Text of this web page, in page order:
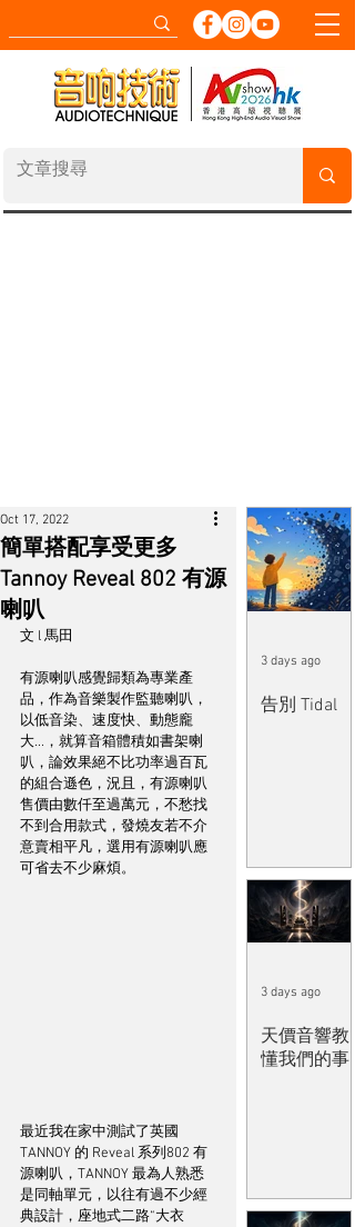
簡單搭配享受更多
Tannoy Reveal 802 有源
喇叭
Oct 17, 2022
文 l 馬田
有源喇叭感覺歸類為專業產
品，作為音樂製作監聽喇叭，
以低音染、速度快、動態龐
大...，就算音箱體積如書架喇
叭，論效果絕不比功率過百瓦
的組合遜色，況且，有源喇叭
售價由數仟至過萬元，不愁找
不到合用款式，發燒友若不介
意賣相平凡，選用有源喇叭應
可省去不少麻煩。
最近我在家中測試了英國
TANNOY 的 Reveal 系列802 有
源喇叭，TANNOY 最為人熟悉
是同軸單元，以往有過不少經
典設計，座地式二路“大衣
告別 Tidal
3 days ago
天價音響教
懂我們的事
3 days ago